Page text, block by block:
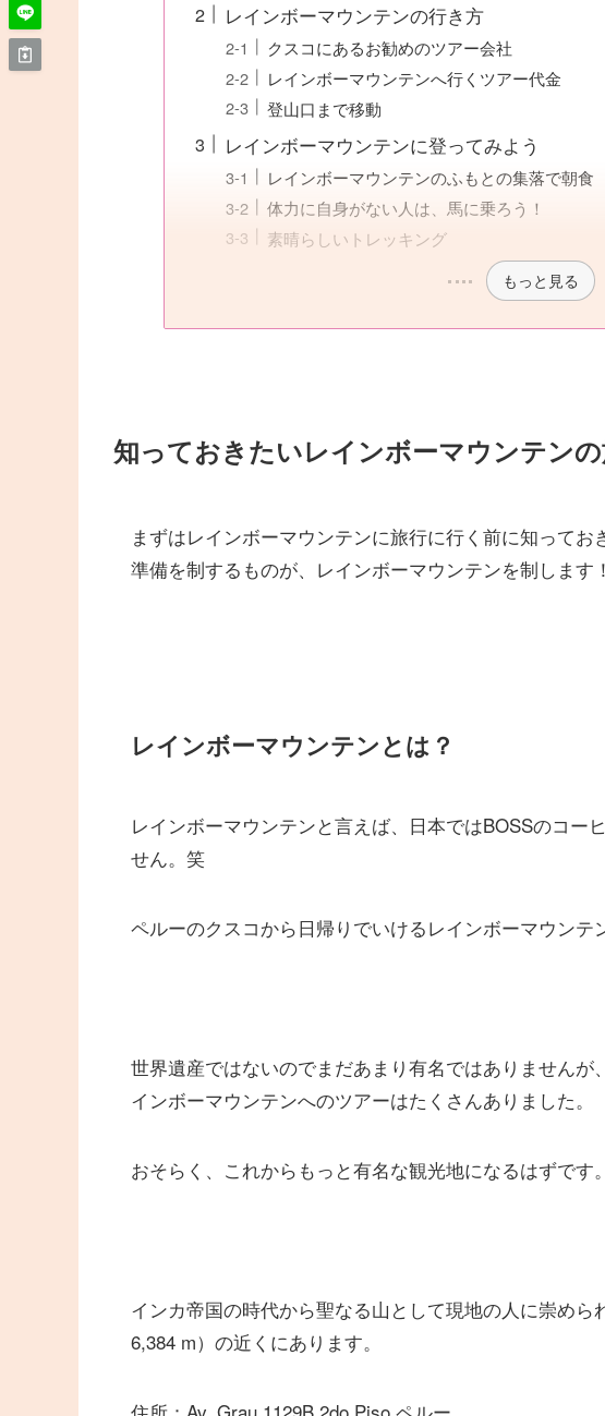
レインボーマウンテンの行き方
クスコにあるお勧めのツアー会社
レインボーマウンテンへ行くツアー代金
登山口まで移動
レインボーマウンテンに登ってみよう
レインボーマウンテンのふもとの集落で朝食
体力に自身がない人は、馬に乗ろう！
素晴らしいトレッキング
もっと見る
知っておきたいレインボーマウンテン
まずはレインボーマウンテンに旅行に行く前に知って
準備を制するものが、レインボーマウンテンを制します！
レインボーマウンテンとは？
レインボーマウンテンと言えば、日本ではBOSSのコー
せん。笑
ペルーのクスコから日帰りでいけるレインボーマウンテ
世界遺産ではないのでまだあまり有名ではありません
インボーマウンテンへのツアーはたくさんありました。
おそらく、これからもっと有名な観光地になるはずです。
インカ帝国の時代から聖なる山として現地の人に崇め
6,384 m）の近くにあります。